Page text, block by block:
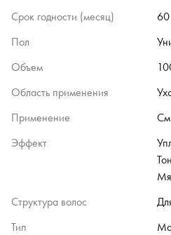
Срок годности (месяц)
60
Пол
Объем
Область применения
Применение
Эффект
Структура волос
Тип